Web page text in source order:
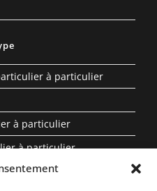
à particulier
à particulier
à particulier
Rhône-Alpes entre